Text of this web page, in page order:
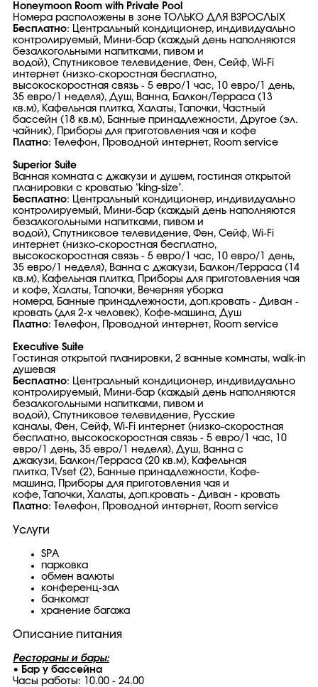
Honeymoon Room with Private Pool
Номера расположены в зоне ТОЛЬКО ДЛЯ ВЗРОСЛЫХ
Бесплатно: Центральный кондиционер, индивидуально
контролируемый, Мини-бар (каждый день наполняются
безалкогольными напитками, пивом и
водой), Спутниковое телевидение, Фен, Сейф, Wi-Fi
интернет (низко-скоростная бесплатно,
высокоскоростная связь - 5 евро/1 час, 10 евро/1 день,
35 евро/1 неделя), Душ, Ванна, Балкон/Терраса (13
кв.м), Кафельная плитка, Халаты, Тапочки, Частный
бассейн (18 кв.м), Банные принадлежности, Другое (эл.
чайник), Приборы для приготовления чая и кофе
Платно: Телефон, Проводной интернет, Room service
Superior Suite
Ванная комната с джакузи и душем, гостиная открытой
планировки c кроватью "king-size".
Бесплатно: Центральный кондиционер, индивидуально
контролируемый, Мини-бар (каждый день наполняются
безалкогольными напитками, пивом и
водой), Спутниковое телевидение, Фен, Сейф, Wi-Fi
интернет (низко-скоростная бесплатно,
высокоскоростная связь - 5 евро/1 час, 10 евро/1 день,
35 евро/1 неделя), Ванна с джакузи, Балкон/Терраса (14
кв.м), Кафельная плитка, Приборы для приготовления чая
и кофе, Халаты, Тапочки, Вечерняя уборка
номера, Банные принадлежности, доп.кровать - Диван -
кровать (для 2-х человек), Кофе-машина, Душ
Платно: Телефон, Проводной интернет, Room service
Executive Suite
Гостиная открытой планировки, 2 ванные комнаты, walk-in
душевая
Бесплатно: Центральный кондиционер, индивидуально
контролируемый, Мини-бар (каждый день наполняются
безалкогольными напитками, пивом и
водой), Спутниковое телевидение, Русские
каналы, Фен, Сейф, Wi-Fi интернет (низко-скоростная
бесплатно, высокоскоростная связь - 5 евро/1 час, 10
евро/1 день, 35 евро/1 неделя), Душ, Ванна с
джакузи, Балкон/Терраса (20 кв.м), Кафельная
плитка, TVset (2), Банные принадлежности, Кофе-
машина, Приборы для приготовления чая и
кофе, Тапочки, Халаты, доп.кровать - Диван - кровать
Платно: Телефон, Проводной интернет, Room service
Услуги
SPA
парковка
обмен валюты
конференц-зал
банкомат
хранение багажа
Описание питания
Рестораны и бары:
• Бар у бассейна
Часы работы: 10.00 - 24.00